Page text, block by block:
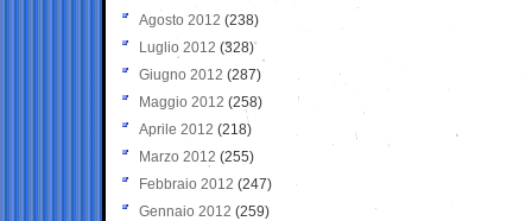
Agosto 2012 (238)
Luglio 2012 (328)
Giugno 2012 (287)
Maggio 2012 (258)
Aprile 2012 (218)
Marzo 2012 (255)
Febbraio 2012 (247)
Gennaio 2012 (259)